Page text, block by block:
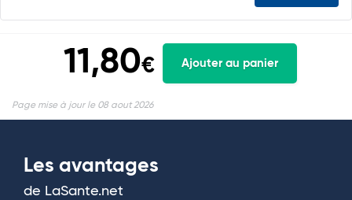
11,80€ Ajouter au panier
Page mise à jour le 08 aout 2026
Les avantages
de LaSante.net